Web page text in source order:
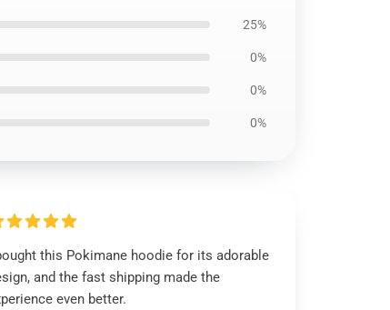
25%
0%
0%
0%
this Pokimane hoodie for its adorable
and the fast shipping made the
even better.